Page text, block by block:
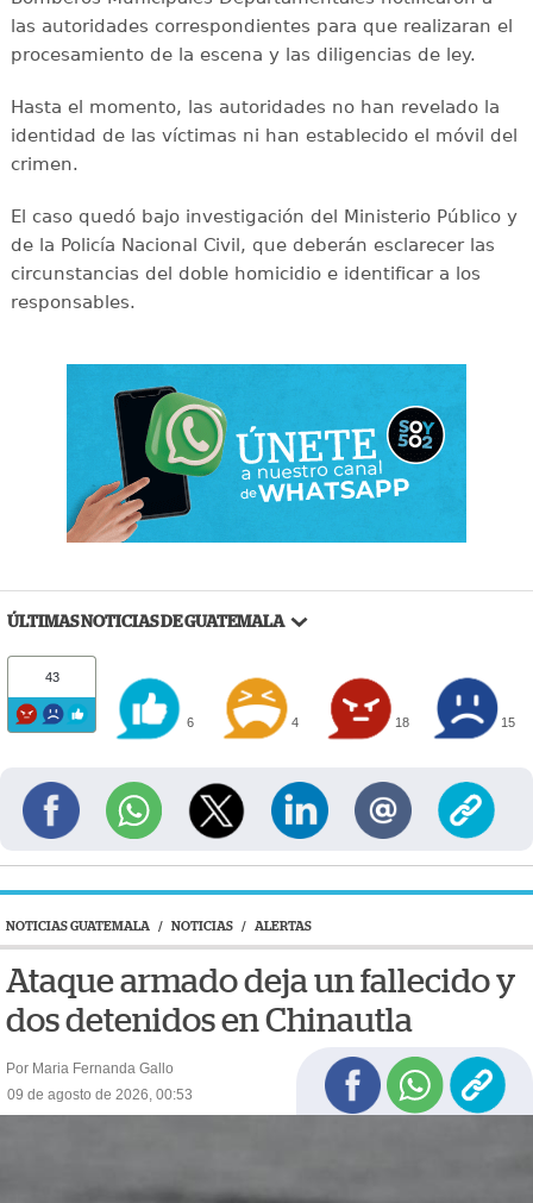
las autoridades correspondientes para que realizaran el
procesamiento de la escena y las diligencias de ley.
Hasta el momento, las autoridades no han revelado la
identidad de las víctimas ni han establecido el móvil del
crimen.
El caso quedó bajo investigación del Ministerio Público y
de la Policía Nacional Civil, que deberán esclarecer las
circunstancias del doble homicidio e identificar a los
responsables.
ÚLTIMAS NOTICIAS DE GUATEMALA
43
6 4 18 15
NOTICIAS GUATEMALA / NOTICIAS / ALERTAS
Ataque armado deja un fallecido y
dos detenidos en Chinautla
Por Maria Fernanda Gallo
09 de agosto de 2026, 00:53